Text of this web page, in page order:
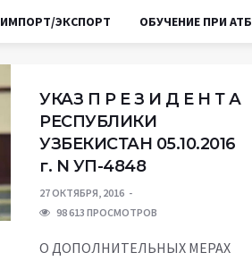
ИМПОРТ/ЭКСПОРТ ОБУЧЕНИЕ ПРИ АТБ
УКАЗ П Р Е З И Д Е Н Т А
РЕСПУБЛИКИ
УЗБЕКИСТАН 05.10.2016
г. N УП-4848
27 ОКТЯБРЯ, 2016
98 613 ПРОСМОТРОВ
О ДОПОЛНИТЕЛЬНЫХ МЕРАХ